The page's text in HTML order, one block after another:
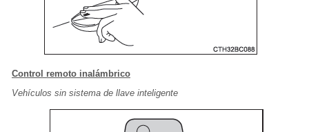
Control remoto inalámbrico
Vehículos sin sistema de llave inteligente